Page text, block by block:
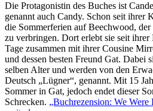
Die Protagonistin des Buches ist
genannt auch Candy. Schon seit ihrer
die Sommerferien auf Beechwood,
zu verbringen. Dort erlebt sie seit
Tage zusammen mit ihrer Cousine
und dessen besten Freund Gat. Dabei
selben Alter und werden von den
Deutsch „Lügner“, genannt. Mit 15
Sommer in Gat, jedoch endet dieser
Schrecken. „Buchrezension: We